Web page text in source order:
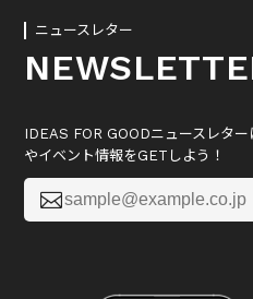
ニュースレター
IDEAS FOR GOODニュースレタ
やイベント情報をGETしよう！
